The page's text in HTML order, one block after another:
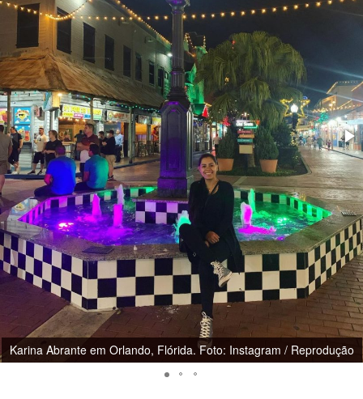
Karina Abrante em Orlando, Flórida. Foto: Instagram / Reprodução